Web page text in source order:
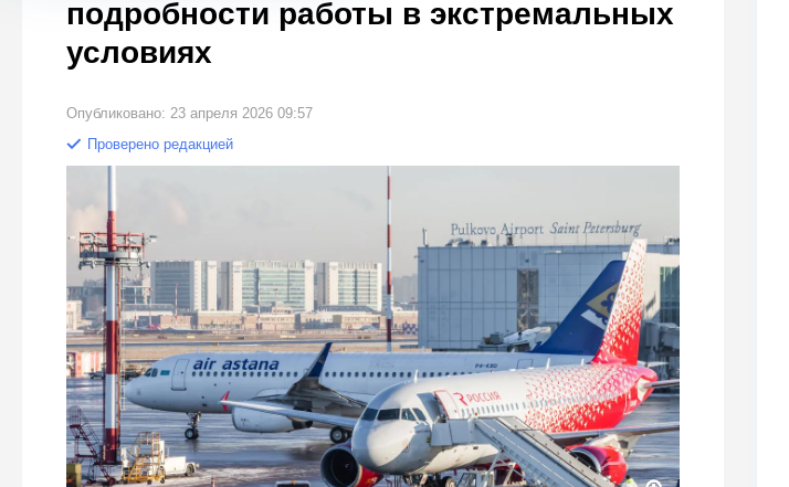
подробности работы в экстремальных
условиях
Опубликовано: 23 апреля 2026 09:57
Проверено редакцией